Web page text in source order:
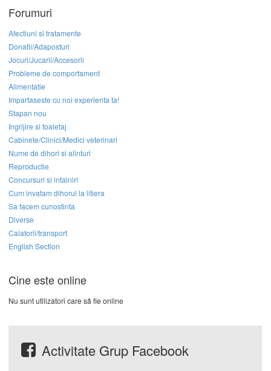
Forumuri
Afectiuni si tratamente
Donatii/Adaposturi
Jocuri/Jucarii/Accesorii
Probleme de comportament
Alimentatie
Impartaseste cu noi experienta ta!
Stapan nou
Ingrijire si toaletaj
Cabinete/Clinici/Medici veterinari
Nume de dihori si alinturi
Reproductie
Concursuri si intalniri
Cum invatam dihorul la litiera
Sa facem cunostinta
Diverse
Calatorii/transport
English Section
Cine este online
Nu sunt utilizatori care să fie online
Activitate Grup Facebook